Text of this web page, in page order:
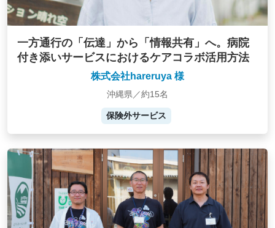
一方通行の「伝達」から「情報共有」へ。病院
付き添いサービスにおけるケアコラボ活用方法
株式会社hareruya 様
沖縄県／約15名
保険外サービス